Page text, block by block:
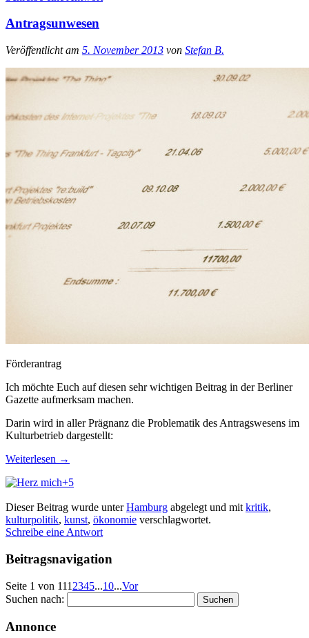
Antragsunwesen
Veröffentlicht am 5. November 2013 von Stefan B.
Förderantrag
Ich möchte Euch auf diesen sehr wichtigen Beitrag in der Berliner
Gazette aufmerksam machen.
Darin wird in aller Prägnanz die Problematik des Antragswesens im
Kulturbetrieb dargestellt:
Weiterlesen →
+5
Dieser Beitrag wurde unterHamburg abgelegt und mit kritik,
kulturpolitik, kunst, ökonomie verschlagwortet.
Schreibe eine Antwort
Beitragsnavigation
Seite 1 von 111 2345...10...Vor
Suchen nach:
Annonce